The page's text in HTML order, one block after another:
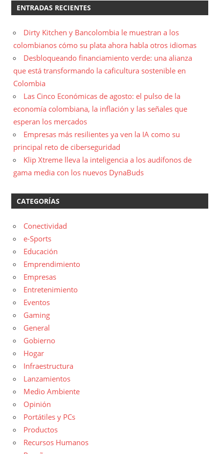
ENTRADAS RECIENTES
Dirty Kitchen y Bancolombia le muestran a los
colombianos cómo su plata ahora habla otros idiomas
Desbloqueando financiamiento verde: una alianza
que está transformando la caficultura sostenible en
Colombia
Las Cinco Económicas de agosto: el pulso de la
economía colombiana, la inflación y las señales que
esperan los mercados
Empresas más resilientes ya ven la IA como su
principal reto de ciberseguridad
Klip Xtreme lleva la inteligencia a los audífonos de
gama media con los nuevos DynaBuds
CATEGORÍAS
Conectividad
e-Sports
Educación
Emprendimiento
Empresas
Entretenimiento
Eventos
Gaming
General
Gobierno
Hogar
Infraestructura
Lanzamientos
Medio Ambiente
Opinión
Portátiles y PCs
Productos
Recursos Humanos